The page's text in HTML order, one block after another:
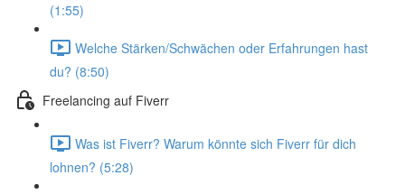
(1:55)
Welche Stärken/Schwächen oder Erfahrungen hast
du? (8:50)
Freelancing auf Fiverr
Was ist Fiverr? Warum könnte sich Fiverr für dich
lohnen? (5:28)